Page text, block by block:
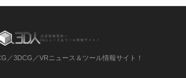
／3DCG／VRニュース＆ツール情報サイト！